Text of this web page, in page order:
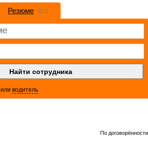
Резюме (83)
или водитель
По договорённости